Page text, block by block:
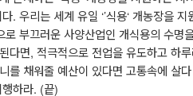
.우리는 세계 유일 ‘’식용‘개농장을 지
로 부끄러운 사양산업인 개식용의 수명
다면,적극적으로 전업을 유도하고 하
를 채워줄 예산이 있다면 고통속에 살
하라. (끝)